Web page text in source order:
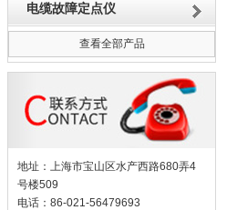
电缆故障定点仪
查看全部产品
地址：上海市宝山区水产西路680弄4
号楼509
电话：86-021-56479693